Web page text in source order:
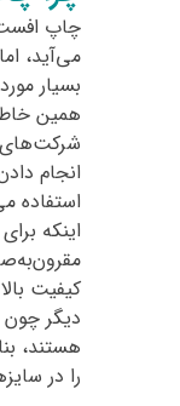
چاپ
می‌آید،
بسیار
همین
شرکت‌‌های
انجام
استفاده
اینکه برای
کیفیت
دیگر
هستند،
را در